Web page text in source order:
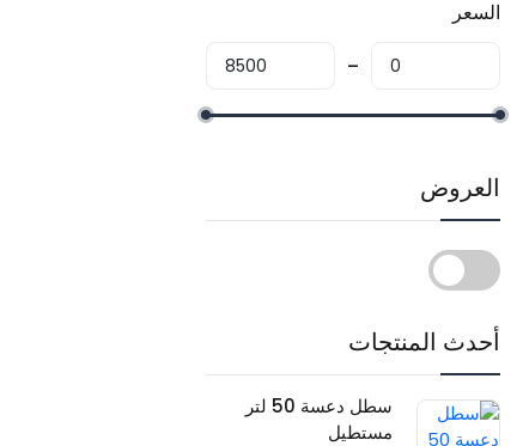
السعر
العروض
أحدث المنتجات
سطل دعسة 50 لتر
مستطيل